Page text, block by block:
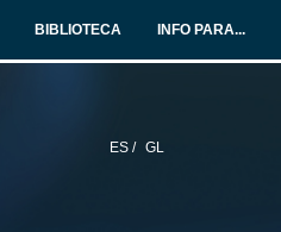
BIBLIOTECA INFO PARA...
ES / GL
Alumnos Uvigo opinan: Grado en Comunicación audiovisual